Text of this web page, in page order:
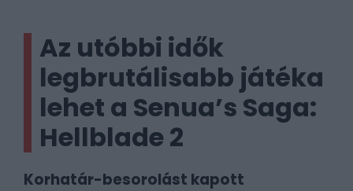
Az utóbbi idők
legbrutálisabb játéka
lehet a Senua’s Saga:
Hellblade 2
Korhatár-besorolást kapott